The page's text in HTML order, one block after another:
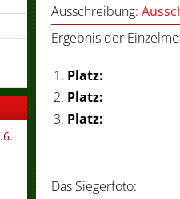
Ausschreibung:
Ergebnis der
Platz:
Platz:
Platz:
Das Siegerfoto: